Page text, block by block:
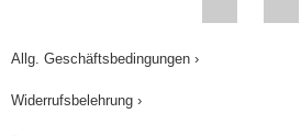
Allg. Geschäftsbedingungen ›
Widerrufsbelehrung ›